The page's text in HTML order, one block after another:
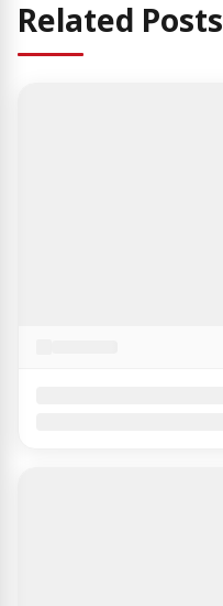
Related Posts